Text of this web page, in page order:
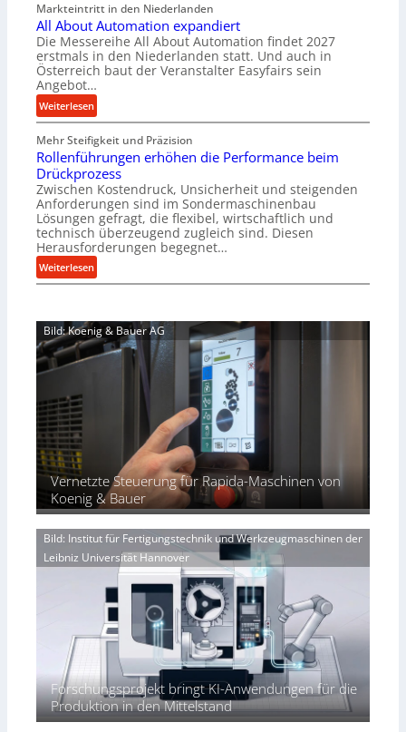
e
r
s
o
u
n
g
e
n
t
s
p
a
n
s
i
c
i
s
c
h
i
n
e
n
a
u
-
B
e
s
t
e
l
u
n
g
e
V
o
r
j
Markteintritt in den Niederlanden
All About Automation expandiert
Die Messereihe All About Automation findet 2027
erstmals in den Niederlanden statt. Und auch in
Österreich baut der Veranstalter Easyfairs sein
Angebot…
Weiterlesen:
A
l
l
A
b
o
u
t
A
u
m
a
a
n
d
i
e
r
Mehr Steifigkeit und Präzision
Rollenführungen erhöhen die Performance beim
Drückprozess
Zwischen Kostendruck, Unsicherheit und steigenden
Anforderungen sind im Sondermaschinenbau
Lösungen gefragt, die flexibel, wirtschaftlich und
technisch überzeugend zugleich sind. Diesen
Herausforderungen begegnet…
Weiterlesen:
R
l
l
e
g
e
e
r
i
e
P
Bild: Koenig & Bauer AG
Vernetzte Steuerung für Rapida-Maschinen von
Koenig & Bauer
Bild: Institut für Fertigungstechnik und Werkzeugmaschinen der
Leibniz Universität Hannover
Forschungsprojekt bringt KI-Anwendungen für die
Produktion in den Mittelstand